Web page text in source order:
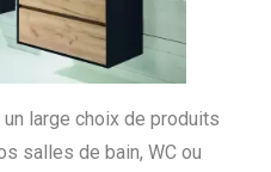
large choix de produits
salles de bain, WC ou